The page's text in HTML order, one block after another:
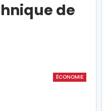
de
ÉCONOMIE